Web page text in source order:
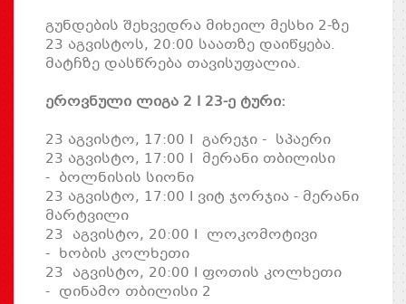
გუნდების შეხვედრა მიხეილ მესხი 2-ზე
23 აგვისტოს, 20:00 საათზე დაიწყება.
მატჩზე დასწრება თავისუფალია.
ეროვნული ლიგა 2 I 23-ე ტური:
23 აგვისტო, 17:00 I გარეჯი - სპაერი
23 აგვისტო, 17:00 I მერანი თბილისი
- ბოლნისის სიონი
23 აგვისტო, 17:00 I ვიტ ჯორჯია - მერანი
მარტვილი
23 აგვისტო, 20:00 I ლოკომოტივი
- ხობის კოლხეთი
23 აგვისტო, 20:00 I ფოთის კოლხეთი
- დინამო თბილისი 2